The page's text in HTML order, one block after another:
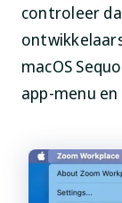
controleer
macOS
app-menu